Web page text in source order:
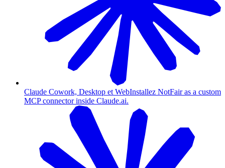
Claude Cowork, Desktop et WebInstallez NotFair as a custom
MCP connector inside Claude.ai.